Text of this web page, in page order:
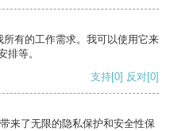
有的工作需求。我可以使用它来
排等。
支持[0] 反对[0]
来了无限的隐私保护和安全性保